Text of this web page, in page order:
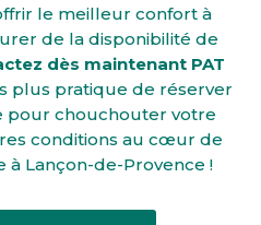
le meilleur confort à
de la disponibilité de
dès maintenant PAT
plus pratique de réserver
pour chouchouter votre
conditions au cœur de
Lançon-de-Provence !